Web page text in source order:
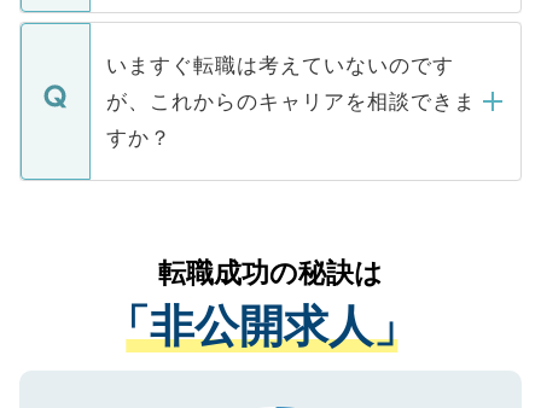
関を公にしてしまうと、応募が殺到する場
に、医療機関が求める条件に合った人材の
みを人材紹介会社に依頼するケースが増え
ています。
定を承諾する必要はありません。内定先へ
の辞退の連絡はキャリアパートナーが行い
個人情報が漏えいすることはありませんの
で、ご安心ください。当サイトからの登録
などで収集したご登録者様の個人情報は、
ご本人のキャリアアップおよび転職活動の
支援を目的に使用いたします。お預かりし
ているすべての個人データはご本人の許可
は、個人情報の取り扱いについての厳密な
管理基準を満たした事業者のみに付与され
る、プライバシーマークを取得済みです。
いますぐ転職は考えていないのです
が、これからのキャリアを相談できま
すか？
かがいして、現在の医療機関の状況や紹介
経験をまじえながら、適切なアドバイスを
させていただきます。すぐにご転職をされ
ない方には、長期的なサポートが可能です
ので、まずはご登録ください。
転職成功の秘訣は
「非公開求人」